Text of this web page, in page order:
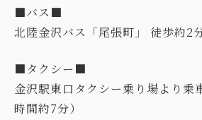
■バス■
北陸金沢バス「尾張町」 徒歩約2
■タクシー■
金沢駅東口タクシー乗り場より
時間約7分）